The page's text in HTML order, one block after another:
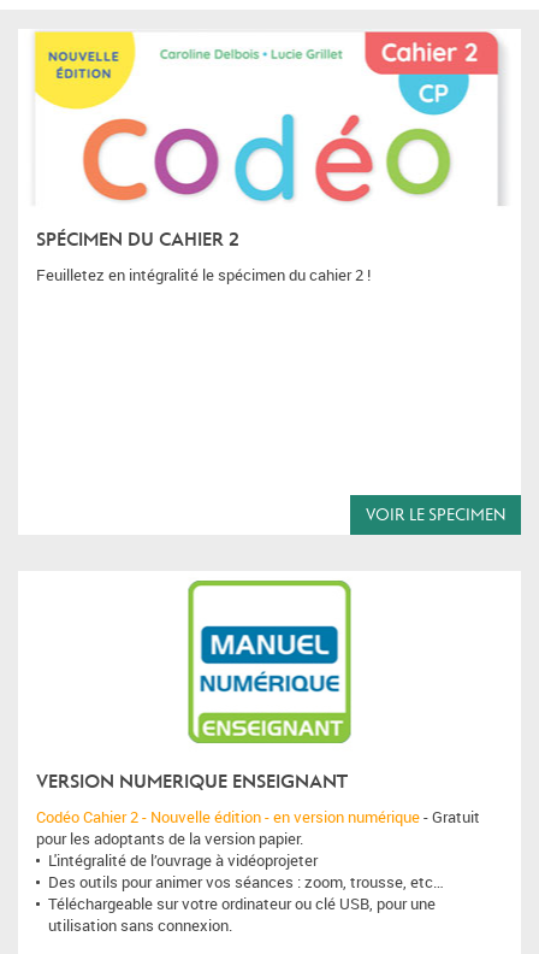
SPÉCIMEN DU CAHIER 2
Feuilletez en intégralité le spécimen du cahier 2 !
VOIR LE SPECIMEN
VERSION NUMERIQUE ENSEIGNANT
Codéo Cahier 2 - Nouvelle édition - en version numérique- Gratuit
pour les adoptants de la version papier.
L'intégralité de l’ouvrage à vidéoprojeter
Des outils pour animer vos séances : zoom, trousse, etc…
Téléchargeable sur votre ordinateur ou clé USB, pour une
utilisation sans connexion.